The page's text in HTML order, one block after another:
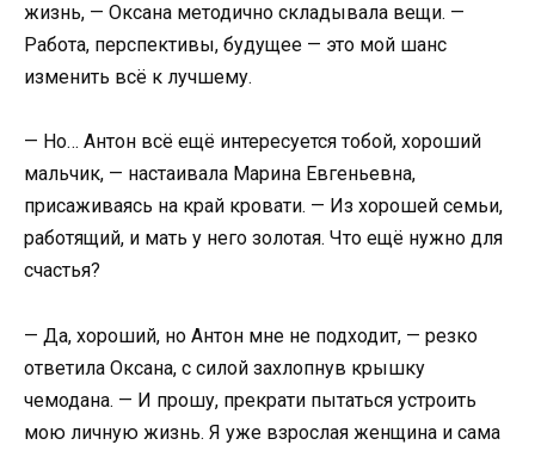
жизнь, — Оксана методично складывала вещи. —
Работа, перспективы, будущее — это мой шанс
изменить всё к лучшему.
— Но… Антон всё ещё интересуется тобой, хороший
мальчик, — настаивала Марина Евгеньевна,
присаживаясь на край кровати. — Из хорошей семьи,
работящий, и мать у него золотая. Что ещё нужно для
счастья?
— Да, хороший, но Антон мне не подходит, — резко
ответила Оксана, с силой захлопнув крышку
чемодана. — И прошу, прекрати пытаться устроить
мою личную жизнь. Я уже взрослая женщина и сама